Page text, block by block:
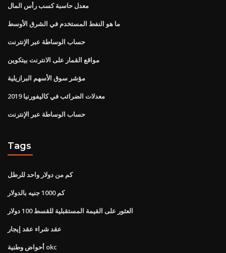
معدل حاسبة كسب رأس المال
ما هو النفط المستخدم في الشرق الأوسط
حساب الوساطة عبر الإنترنت
مواقع القمار على الانترنت بيتكوين
مؤشر سوق الأسهم البرازيلية
معدلات الضرائب في كاليفورنيا 2019
حساب الوساطة عبر الإنترنت
Tags
كم من دولار واحد للرطل
كم 1000 جنيه بالدولار
العثور على القيمة المستقبلية للقسط 100 دولار
عقد شراء عقد إيجار
أحواض وطنية okc